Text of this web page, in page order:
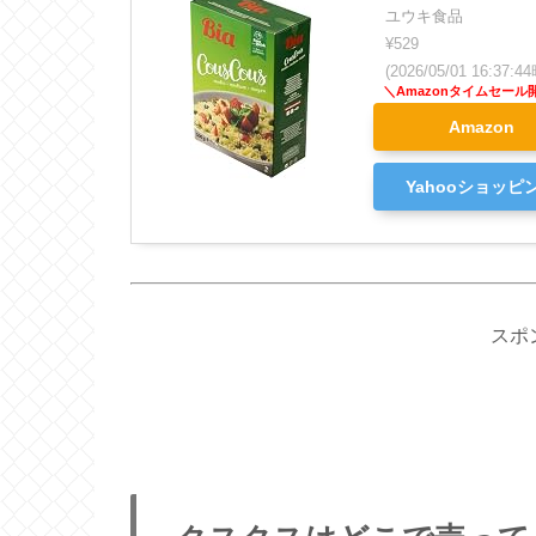
ユウキ食品
¥529
(2026/05/01
Amazon
Yahooショッピ
スポ